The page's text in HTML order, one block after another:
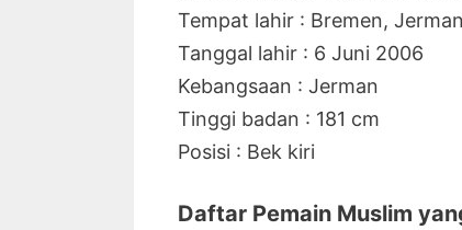
Tempat lahir : Bremen, Jerman
Tanggal lahir : 6 Juni 2006
Kebangsaan : Jerman
Tinggi badan : 181 cm
Posisi : Bek kiri
Daftar Pemain Muslim